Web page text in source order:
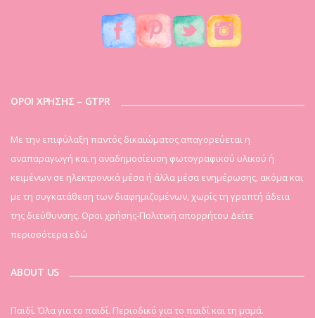
ΟΡΟΙ ΧΡΗΣΗΣ – GTPR
Mε την επιφύλαξη παντός δικαιώματος απαγορεύεται η
αναπαραγωγή και η αναδημοσίευση φωτογραφικού υλικού ή
κειμένων σε ηλεκτρονικά μέσα ή άλλα μέσα ενημέρωσης, ακόμα και
με τη συγκατάθεση των διαφημιζομένων, χωρίς τη γραπτή άδεια
της διεύθυνσης. Οροι χρήσης-Πολιτική απορρήτου Δείτε
περισσότερα εδώ
ABOUT US
Παιδί. Όλα για το παιδί. Περιοδικό για το παιδί και τη μαμά.